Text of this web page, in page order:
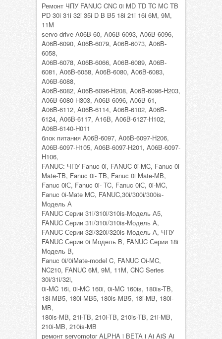
Ремонт ЧПУ FANUC CNC 0i MD TD TC MC TB
PD 30i 31i 32i 35i D B B5 18i 21i 16i 6M, 9M,
11M
servo drive A06B-60, A06B-6093, A06B-6096,
A06B-6090, A06B-6079, A06B-6073, A06B-
6058,
A06B-6078, A06B-6066, A06B-6089, A06B-
6081, A06B-6058, A06B-6080, A06B-6083,
A06B-6088,
A06B-6082, A06B-6096-H208, A06B-6096-H203,
A06B-6080-H303, A06B-6096, A06B-61,
A06B-6112, A06B-6114, A06B-6102, A06B-
6124, A06B-6117, A16B, A06B-6127-H102,
A06B-6140-H011
блок питания A06B-6097, A06B-6097-H206,
A06B-6097-H105, A06B-6097-H201, A06B-6097-
H106,
FANUC: ЧПУ Fanuc 0i, FANUC 0i-MC, Fanuc 0i
Mate-TB, Fanuc 0i- TB, Fanuc 0i Mate-MB,
Fanuc 0iС, Fanuc 0i- TC, Fanuc 0iС, 0i-MC,
Fanuc 0i-Mate MC, FANUC,30i/300i/300is-
Модель А
FANUC Серии 31i/310i/310is-Модель А5,
FANUC Серии 31i/310i/310is-Модель А,
FANUC Серии 32i/320i/320is-Модель А, ЧПУ
FANUC Серии 0i Модель B, FANUC Серии 18i
Модель B,
Fanuc 0i/0iMate-model C, FANUC Oi-МC,
NC210, FANUC 6M, 9M, 11M, CNC Series
30i/31i/32i,
0i-MC 16i, 0i-MC 160i, 0i-MC 160is, 180is-TB,
18i-MB5, 180i-MB5, 180is-MB5, 18i-MB, 180i-
MB,
180is-MB, 21i-TB, 210i-TB, 210is-TB, 21i-MB,
210i-MB, 210is-MB
ремонт servomotor ALPHA i BETA i Ai AiS Ai